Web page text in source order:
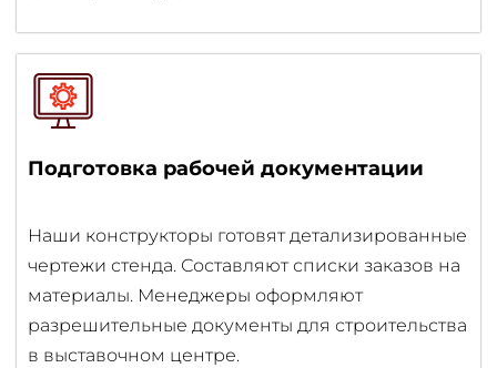
Подготовка рабочей документации
Наши конструкторы готовят детализированные
чертежи стенда. Составляют списки заказов на
материалы. Менеджеры оформляют
разрешительные документы для строительства
в выставочном центре.